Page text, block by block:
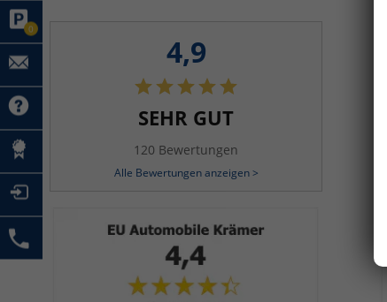
0
4,9
SEHR GUT
120 Bewertungen
Alle Bewertungen anzeigen >